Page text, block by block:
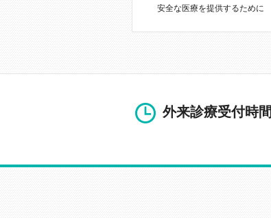
安全な医療を提供するために
外来診療受付時間